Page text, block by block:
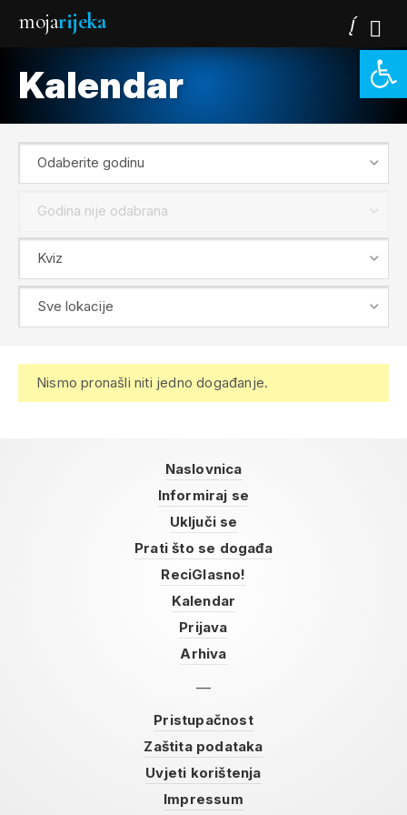
mojarijeka
Kalendar
Nismo pronašli niti jedno događanje.
Naslovnica
Informiraj se
Uključi se
Prati što se događa
ReciGlasno!
Kalendar
Prijava
Arhiva
Pristupačnost
Zaštita podataka
Uvjeti korištenja
Impressum